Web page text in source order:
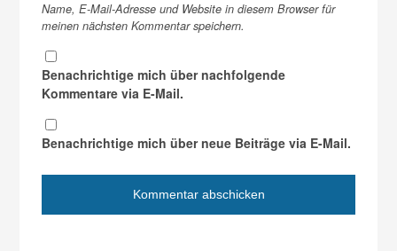
Name, E-Mail-Adresse und Website in diesem Browser für
meinen nächsten Kommentar speichern.
Benachrichtige mich über nachfolgende
Kommentare via E-Mail.
Benachrichtige mich über neue Beiträge via E-Mail.